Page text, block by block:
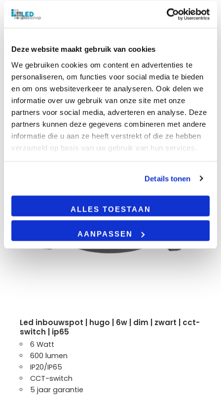
Deze website maakt gebruik van cookies
We gebruiken cookies om content en advertenties te
personaliseren, om functies voor social media te bieden
en om ons websiteverkeer te analyseren. Ook delen we
informatie over uw gebruik van onze site met onze
partners voor social media, adverteren en analyse. Deze
partners kunnen deze gegevens combineren met andere
informatie die u aan ze heeft verstrekt of die ze hebben
verzameld op basis van uw gebruik van hun services.
Details tonen
ALLES TOESTAAN
AANPASSEN
600 lumen
5 jaar garantie
led inbouwspot | hugo | 6w | dim | zwart | cct-
switch | ip65
6 Watt
600 lumen
IP20/IP65
CCT-switch
5 jaar garantie